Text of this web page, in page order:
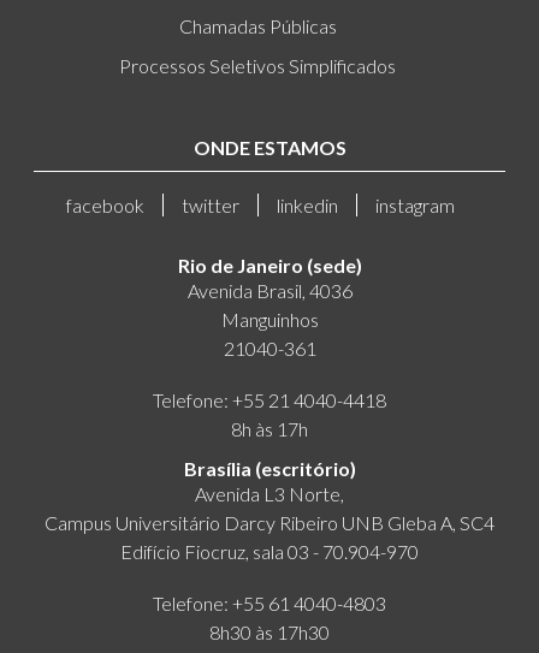
Chamadas Públicas
Processos Seletivos Simplificados
ONDE ESTAMOS
facebook twitter linkedin instagram
Rio de Janeiro (sede)
Avenida Brasil, 4036
Manguinhos
21040-361
Telefone: +55 21 4040-4418
8h às 17h
Brasília (escritório)
Avenida L3 Norte,
Campus Universitário Darcy Ribeiro UNB Gleba A, SC4
Edifício Fiocruz, sala 03 - 70.904-970
Telefone: +55 61 4040-4803
8h30 às 17h30